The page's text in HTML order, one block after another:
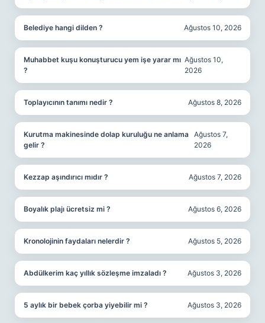
Belediye hangi dilden ? Ağustos 10, 2026
Muhabbet kuşu konuşturucu yem işe yarar mı
?
Ağustos 10,
2026
Toplayıcının tanımı nedir ? Ağustos 8, 2026
Kurutma makinesinde dolap kuruluğu ne anlama
gelir ?
Ağustos 7,
2026
Kezzap aşındırıcı mıdır ? Ağustos 7, 2026
Boyalık plajı ücretsiz mi ? Ağustos 6, 2026
Kronolojinin faydaları nelerdir ? Ağustos 5, 2026
Abdülkerim kaç yıllık sözleşme imzaladı ? Ağustos 3, 2026
5 aylık bir bebek çorba yiyebilir mi ? Ağustos 3, 2026